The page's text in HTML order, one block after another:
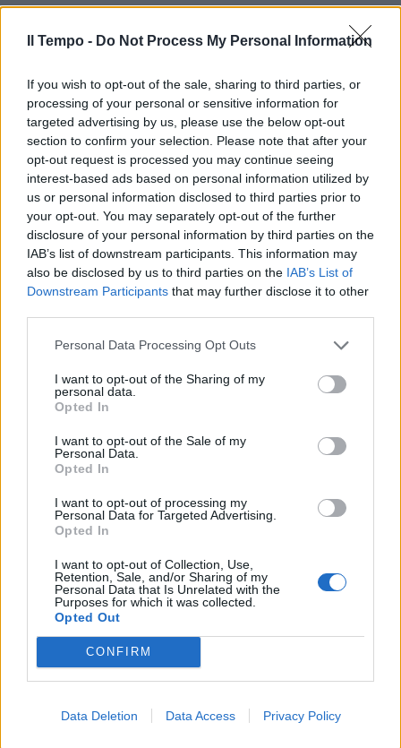
Il Tempo - Do Not Process My Personal Information
If you wish to opt-out of the sale, sharing to third parties, or
processing of your personal or sensitive information for
targeted advertising by us, please use the below opt-out
section to confirm your selection. Please note that after your
opt-out request is processed you may continue seeing
interest-based ads based on personal information utilized by
us or personal information disclosed to third parties prior to
your opt-out. You may separately opt-out of the further
disclosure of your personal information by third parties on the
IAB’s list of downstream participants. This information may
also be disclosed by us to third parties on the IAB’s List of
Downstream Participants that may further disclose it to other
Personal Data Processing Opt Outs
I want to opt-out of the Sharing of my
personal data.
Opted In
I want to opt-out of the Sale of my
Personal Data.
Opted In
I want to opt-out of processing my
Personal Data for Targeted Advertising.
Opted In
I want to opt-out of Collection, Use,
Retention, Sale, and/or Sharing of my
Personal Data that Is Unrelated with the
Purposes for which it was collected.
Opted Out
CONFIRM
Data Deletion Data Access Privacy Policy